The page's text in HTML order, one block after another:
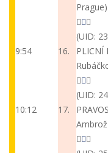
Prague)
(UID:
9:54
16. PLICNÍ
(UID:
10:12
17.